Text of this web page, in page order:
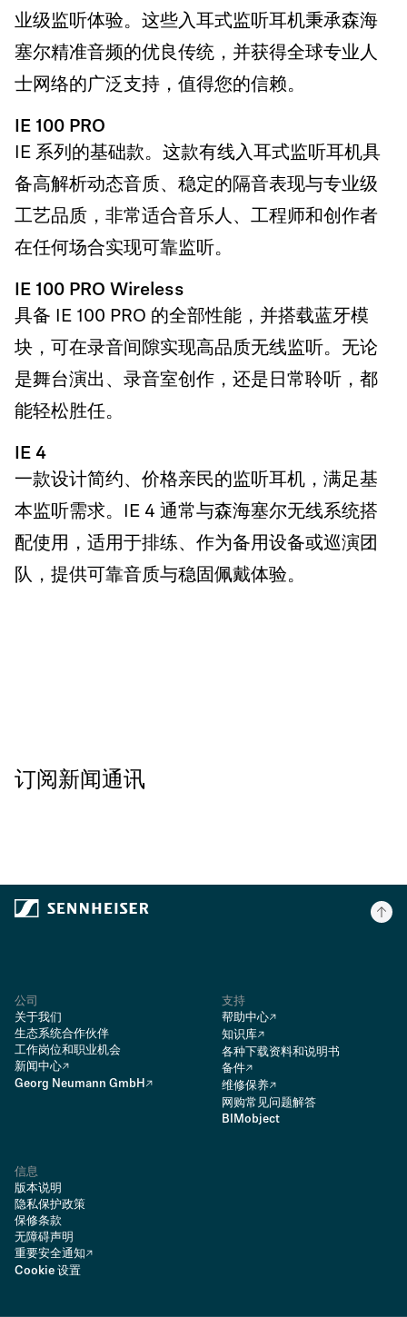
业级监听体验。这些入耳式监听耳机秉承森海
塞尔精准音频的优良传统，并获得全球专业人
士网络的广泛支持，值得您的信赖。
IE 100 PRO
IE 系列的基础款。这款有线入耳式监听耳机具
备高解析动态音质、稳定的隔音表现与专业级
工艺品质，非常适合音乐人、工程师和创作者
在任何场合实现可靠监听。
IE 100 PRO Wireless
具备 IE 100 PRO 的全部性能，并搭载蓝牙模
块，可在录音间隙实现高品质无线监听。无论
是舞台演出、录音室创作，还是日常聆听，都
能轻松胜任。
IE 4
一款设计简约、价格亲民的监听耳机，满足基
本监听需求。IE 4 通常与森海塞尔无线系统搭
配使用，适用于排练、作为备用设备或巡演团
队，提供可靠音质与稳固佩戴体验。
订阅新闻通讯
公司
关于我们
生态系统合作伙伴
工作岗位和职业机会
新闻中心
Georg Neumann GmbH
支持
帮助中心
知识库
各种下载资料和说明书
备件
维修保养
网购常见问题解答
BIMobject
信息
版本说明
隐私保护政策
保修条款
无障碍声明
重要安全通知
Cookie 设置